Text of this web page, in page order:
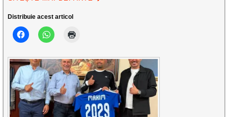
Distribuie acest articol